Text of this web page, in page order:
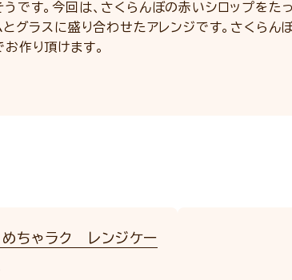
です。今回は、さくらんぼの赤いシロップをた
とグラスに盛り合わせたアレンジです。さくらん
作り頂けます。
ちゃラク レンジケー